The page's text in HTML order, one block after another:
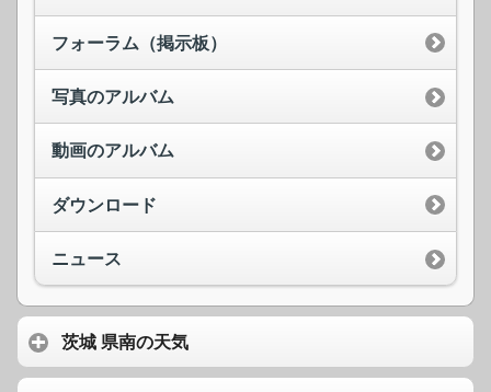
フォーラム（掲示板）
写真のアルバム
動画のアルバム
ダウンロード
ニュース
茨城 県南の天気